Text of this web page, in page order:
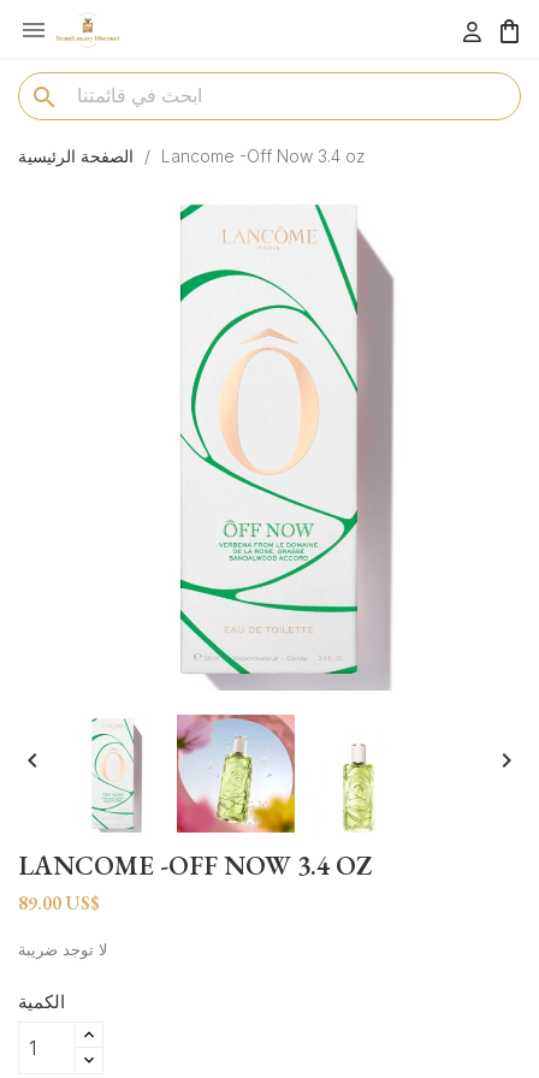
menu 
search
الصفحة الرئيسية Lancome -Off Now 3.4 oz
 
LANCOME -OFF NOW 3.4 OZ
89.00 US$
لا توجد ضريبة
الكمية